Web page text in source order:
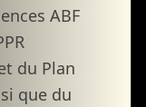
ABF
du Plan
que du